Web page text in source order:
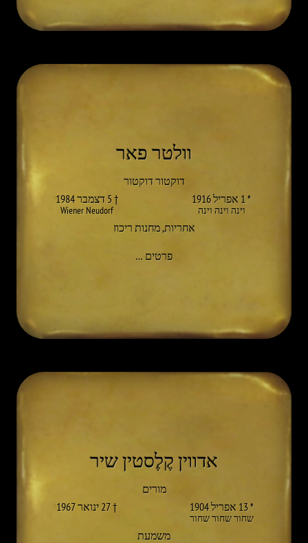
וולטר פאר
דוקטור דוקטור
* 1 אפריל 1916
וינה וינה וינה
† 5 דצמבר 1984
Wiener Neudorf
אחריות,מחנות ריכוז
פרטים …
אדווין קֶלֶסטין שיר
מורים
* 13 אפריל 1904
שחור שחור שחור
† 27 ינואר 1967
משמעת